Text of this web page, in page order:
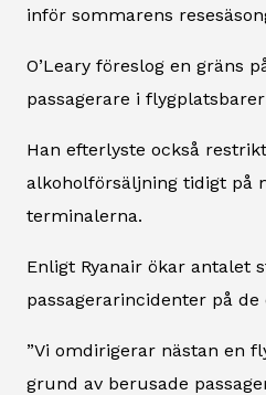
inför sommarens
O’Leary föreslog en gräns
passagerare i
Han efterlyste också
alkoholförsäljning tidigt på
terminalerna.
Enligt Ryanair ökar antalet
passagerarincidenter på
”Vi omdirigerar nästan en
grund av berusade